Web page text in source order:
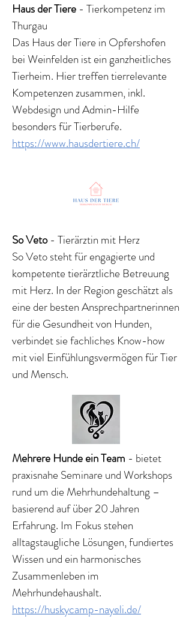
Haus der Tiere - Tierkompetenz im
Thurgau
Das Haus der Tiere in Opfershofen
bei Weinfelden ist ein ganzheitliches
Tierheim. Hier treffen tierrelevante
Kompetenzen zusammen, inkl.
Webdesign und Admin-Hilfe
besonders für Tierberufe.
https://www.hausdertiere.ch/
So Veto- Tierärztin mit Herz
So Veto steht für engagierte und
kompetente tierärztliche Betreuung
mit Herz. In der Region geschätzt als
eine der besten Ansprechpartnerinnen
für die Gesundheit von Hunden,
verbindet sie fachliches Know-how
mit viel Einfühlungsvermögen für Tier
und Mensch.
Mehrere Hunde ein Team - bietet
praxisnahe Seminare und Workshops
rund um die Mehrhundehaltung –
basierend auf über 20 Jahren
Erfahrung. Im Fokus stehen
alltagstaugliche Lösungen, fundiertes
Wissen und ein harmonisches
Zusammenleben im
Mehrhundehaushalt.
https://huskycamp-nayeli.de/